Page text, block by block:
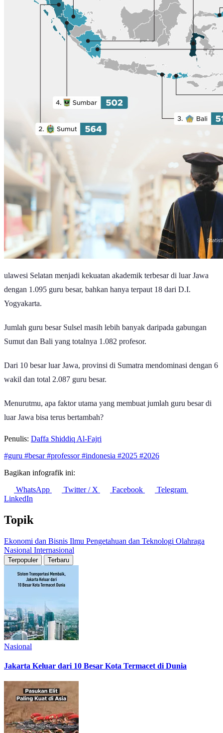
ulawesi Selatan menjadi kekuatan akademik terbesar di luar Jawa
dengan 1.095 guru besar, bahkan hanya terpaut 18 dari D.I.
Yogyakarta.
Jumlah guru besar Sulsel masih lebih banyak daripada gabungan
Sumut dan Bali yang totalnya 1.082 profesor.
Dari 10 besar luar Jawa, provinsi di Sumatra mendominasi dengan 6
wakil dan total 2.087 guru besar.
Menurutmu, apa faktor utama yang membuat jumlah guru besar di
luar Jawa bisa terus bertambah?
Penulis: Daffa Shiddiq Al-Fajri
#guru #besar#professor#indonesia #2025 #2026
Bagikan infografik ini:
WhatsApp
Twitter / X Facebook
Telegram
LinkedIn
Topik
Ekonomi dan Bisnis Ilmu Pengetahuan dan Teknologi Olahraga
Nasional Internasional
Terpopuler Terbaru
Nasional
Jakarta Keluar dari 10 Besar Kota Termacet di Dunia